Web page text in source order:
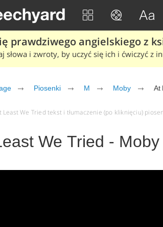
prawdziwego angielskiego z
słowa i zwroty, by uczyć się ich i ćwiczyć z
Piosenki M Moby At
Least We Tried tekst i tłumaczenie (po kliknięciu)
We Tried - Moby